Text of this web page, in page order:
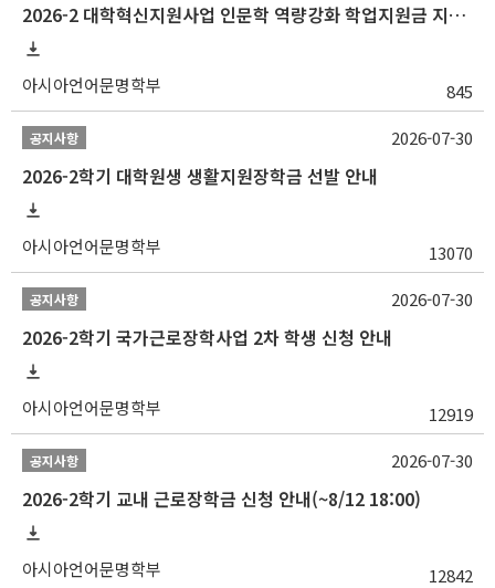
2026-2 대학혁신지원사업 인문학 역량강화 학업지원금 지원 선발 안내 (학/석/박사)
아시아언어문명학부 845
공지사항
2026-2학기 대학원생 생활지원장학금 선발 안내
아시아언어문명학부 13070
2026-07-30
공지사항
2026-2학기 국가근로장학사업 2차 학생 신청 안내
아시아언어문명학부 12919
2026-07-30
공지사항
2026-2학기 교내 근로장학금 신청 안내(~8/12 18:00)
아시아언어문명학부 12842
2026-07-30